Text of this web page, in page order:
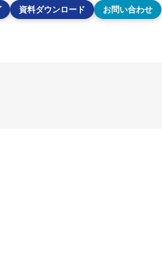
資料ダウンロード お問い合わせ